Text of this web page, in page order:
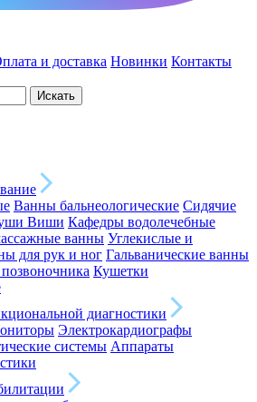
и доставка Новинки Контакты
Искать
Ванны бальнеологические Сидячие
Виши Кафедры водолечебные
ванны Углекислые и
для рук и ног Гальванические ванны
Кушетки
диагностики
Электрокардиографы
системы Аппараты